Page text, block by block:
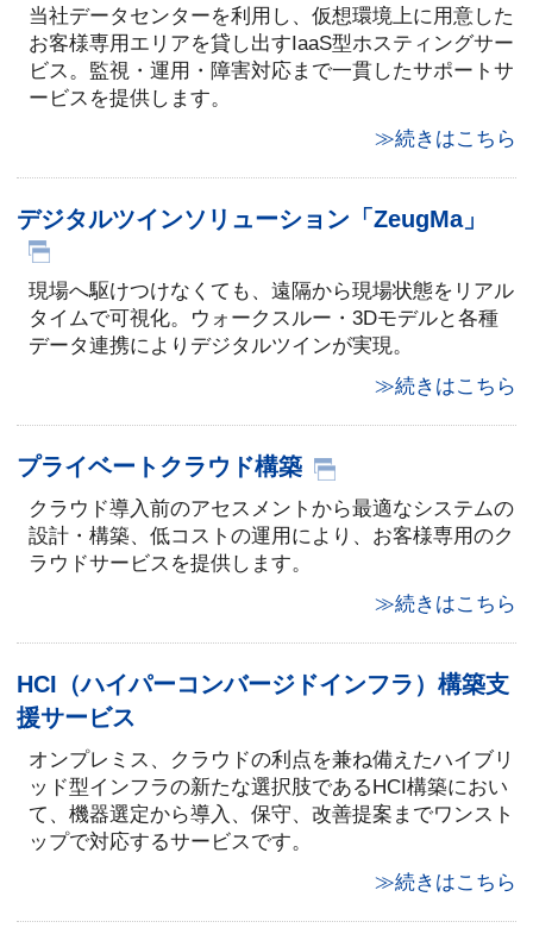
当社データセンターを利用し、仮想環境上に用意した
お客様専用エリアを貸し出すIaaS型ホスティングサー
ビス。監視・運用・障害対応まで一貫したサポートサ
ービスを提供します。
≫続きはこちら
デジタルツインソリューション「ZeugMa」
現場へ駆けつけなくても、遠隔から現場状態をリアル
タイムで可視化。ウォークスルー・3Dモデルと各種
データ連携によりデジタルツインが実現。
≫続きはこちら
プライベートクラウド構築
クラウド導入前のアセスメントから最適なシステムの
設計・構築、低コストの運用により、お客様専用のク
ラウドサービスを提供します。
≫続きはこちら
HCI（ハイパーコンバージドインフラ）構築支
援サービス
オンプレミス、クラウドの利点を兼ね備えたハイブリ
ッド型インフラの新たな選択肢であるHCI構築におい
て、機器選定から導入、保守、改善提案までワンスト
ップで対応するサービスです。
≫続きはこちら